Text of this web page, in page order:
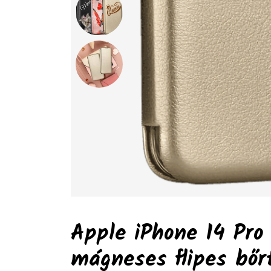
Apple iPhone 14
mágneses flipes